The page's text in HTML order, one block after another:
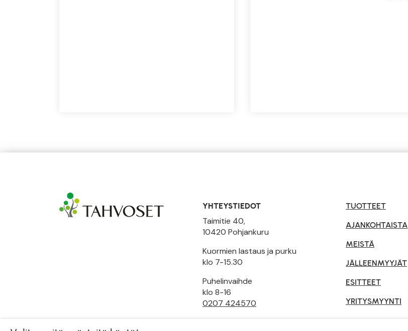
YHTEYSTIEDOT
Taimitie 40,
10420 Pohjankuru
Kuormien lastaus ja purku
klo 7-15.30
Puhelinvaihde
klo 8-16
0207 424570
TUOTTEET
AJANKOHTAISTA
MEISTÄ
JÄLLEENMYYJÄT
ESITTEET
YRITYSMYYNTI